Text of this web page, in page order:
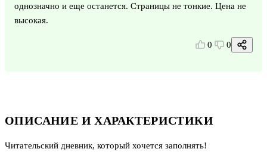
ОПИСАНИЕ И ХАРАКТЕРИСТИКИ
Читательский дневник, который хочется заполнять!
однозначно и еще останется. Страницы не тонкие. Цена не
высокая.
0 0